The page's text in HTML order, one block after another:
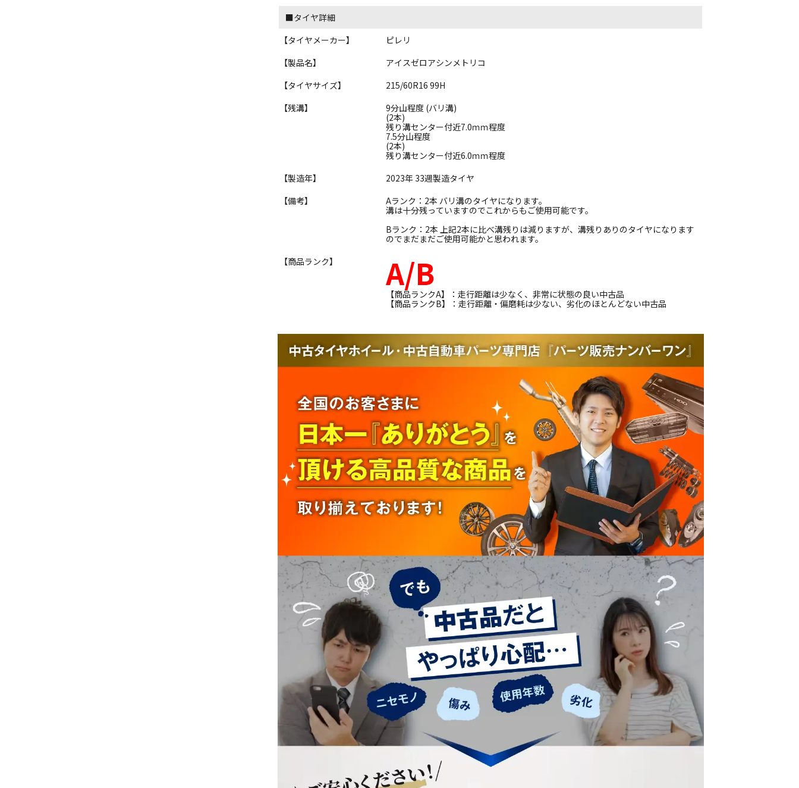
■タイヤ詳細
【タイヤメーカー】
ピレリ
【製品名】
アイスゼロアシンメトリコ
【タイヤサイズ】
215/60R16 99H
【残溝】
9分山程度 (バリ溝)
(2本)
残り溝センター付近7.0ｍｍ程度
7.5分山程度
(2本)
残り溝センター付近6.0ｍｍ程度
【製造年】
2023年 33週製造タイヤ
【備考】
Aランク：2本 バリ溝のタイヤになります。
溝は十分残っていますのでこれからもご使用可能です。
Bランク：2本 上記2本に比べ溝残りは減りますが、溝残りありのタイヤになります
のでまだまだご使用可能かと思われます。
【商品ランク】
A/B
【商品ランクA】：走行距離は少なく、非常に状態の良い中古品
【商品ランクB】：走行距離・偏磨耗は少ない、劣化のほとんどない中古品